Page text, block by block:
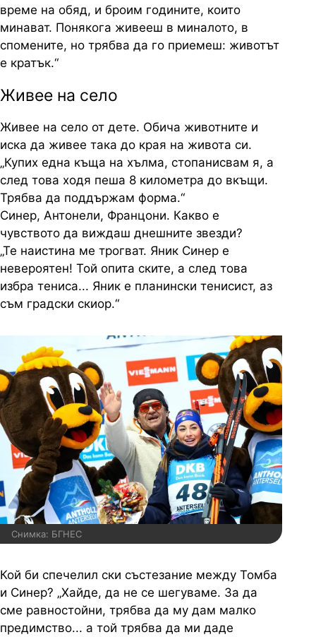
време на обяд, и броим годините, които
минават. Понякога живееш в миналото, в
спомените, но трябва да го приемеш: животът
е кратък.“
Живее на село
Живее на село от дете. Обича животните и
иска да живее така до края на живота си.
„Купих една къща на хълма, стопанисвам я, а
след това ходя пеша 8 километра до вкъщи.
Трябва да поддържам форма.“
Синер, Антонели, Францони. Какво е
чувството да виждаш днешните звезди?
„Те наистина ме трогват. Яник Синер е
невероятен! Той опита ските, а след това
избра тениса... Яник е планински тенисист, аз
съм градски скиор.“
Снимка: БГНЕС
Кой би спечелил ски състезание между Томба
и Синер? „Хайде, да не се шегуваме. За да
сме равностойни, трябва да му дам малко
предимство... а той трябва да ми даде